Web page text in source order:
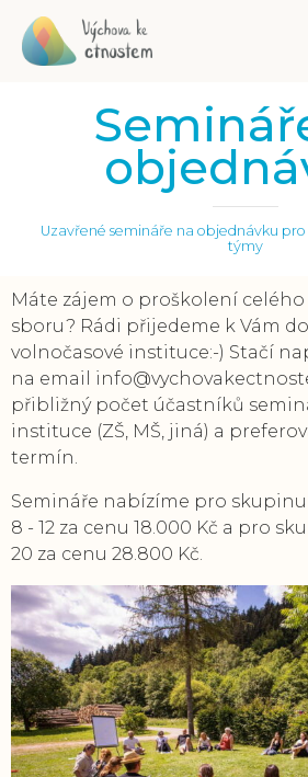
Uzavřené semináře na objednávku
týmy
Máte zájem o proškolení
sboru? Rádi přijedeme k Vám
volnočasové instituce:-) Stačí
na email
přibližný počet účastníků
instituce (ZŠ, MŠ, jiná) a
termín.
Semináře nabízíme pro
8 - 12 za cenu 18.000 Kč a pro
20 za cenu 28.800 Kč.